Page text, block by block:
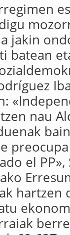
jakin
batean
nau
el PP»,
hartzen